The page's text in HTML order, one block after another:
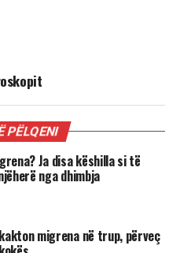
PËLQENI
Ja disa këshilla si të
nga dhimbja
migrena në trup, përveç